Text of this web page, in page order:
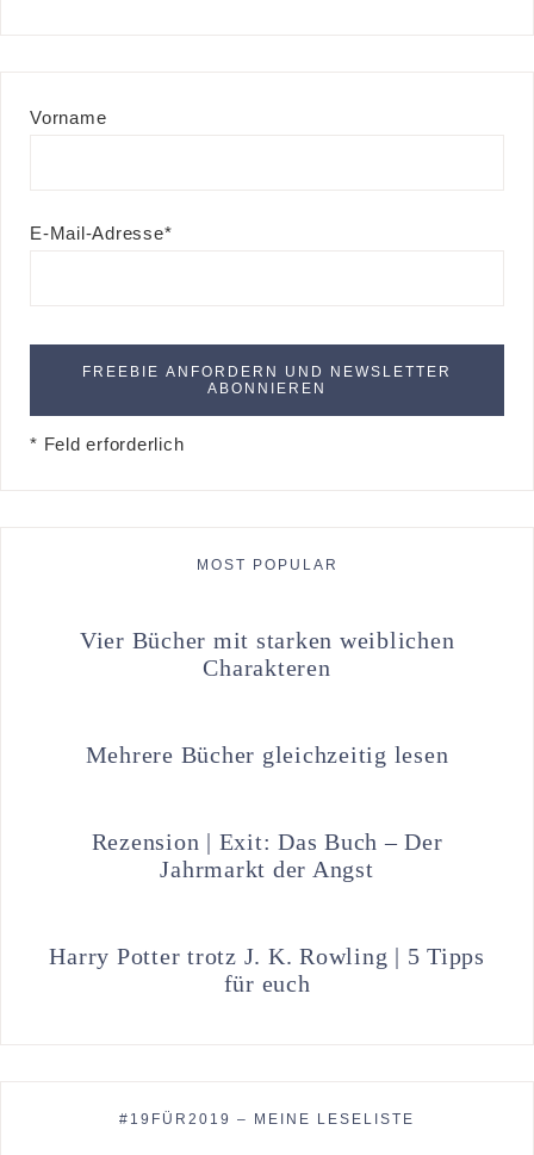
Vorname
E-Mail-Adresse*
* Feld erforderlich
MOST POPULAR
Vier Bücher mit starken weiblichen
Charakteren
Mehrere Bücher gleichzeitig lesen
Rezension | Exit: Das Buch – Der
Jahrmarkt der Angst
Harry Potter trotz J. K. Rowling | 5 Tipps
für euch
#19FÜR2019 – MEINE LESELISTE